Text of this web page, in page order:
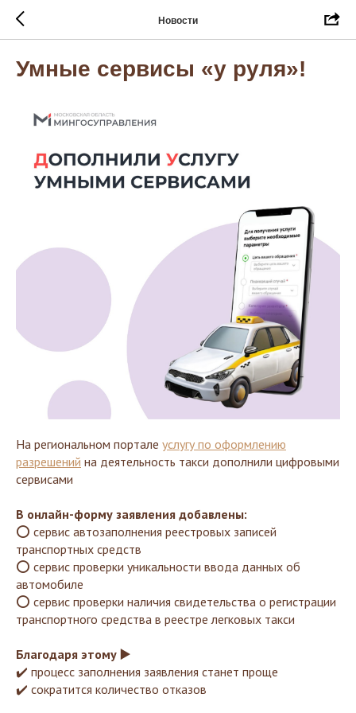
Новости
Умные сервисы «у руля»!
На региональном портале услугу по оформлению
разрешений на деятельность такси дополнили цифровыми
сервисами
В онлайн-форму заявления добавлены:
⭕ сервис автозаполнения реестровых записей
транспортных средств
⭕ сервис проверки уникальности ввода данных об
автомобиле
⭕ сервис проверки наличия свидетельства о регистрации
транспортного средства в реестре легковых такси
Благодаря этому ▶️
✔️ процесс заполнения заявления станет проще
✔️ сократится количество отказов